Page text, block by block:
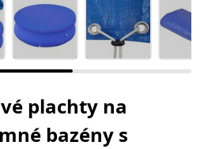
plachty na
bazény s